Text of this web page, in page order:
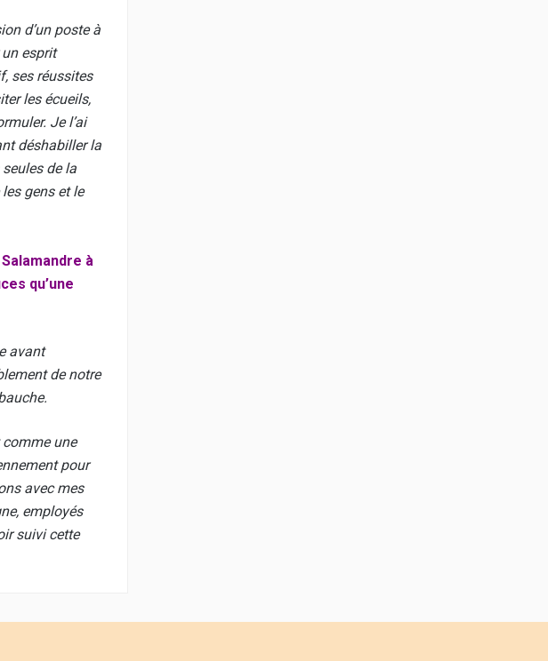
d’un poste à
esprit
ses réussites
les écueils,
Je l’ai
déshabiller la
de la
gens et le
à
qu’une
avant
de notre
comme une
pour
avec mes
employés
suivi cette